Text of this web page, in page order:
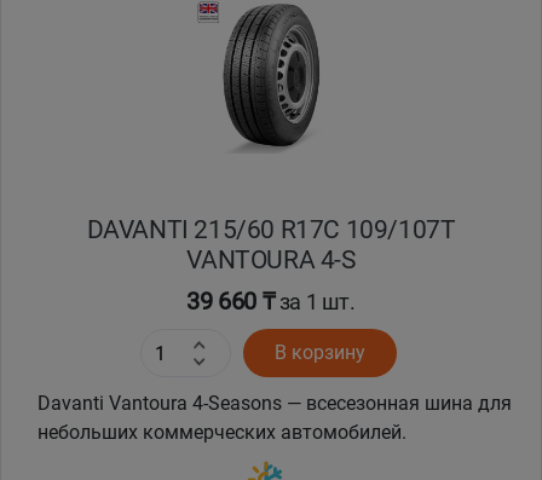
DAVANTI 215/60 R17C 109/107T
VANTOURA 4-S
39 660 ₸за 1 шт.
В корзину
Davanti Vantoura 4-Seasons — всесезонная шина для
небольших коммерческих автомобилей.